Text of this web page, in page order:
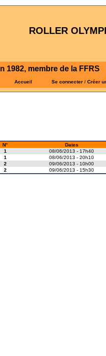
ROLLER
1982, membre de la FFRS
Accueil Se connecter / Créer
N°
Dates
1
08/06/2013 - 17h40
1
08/06/2013 - 20h10
2
09/06/2013 - 10h00
2
09/06/2013 - 15h30